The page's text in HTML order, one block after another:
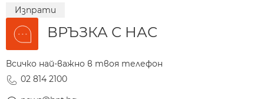
Изпрати
ВРЪЗКА С НАС
Всичко най-важно в твоя телефон
02 814 2100